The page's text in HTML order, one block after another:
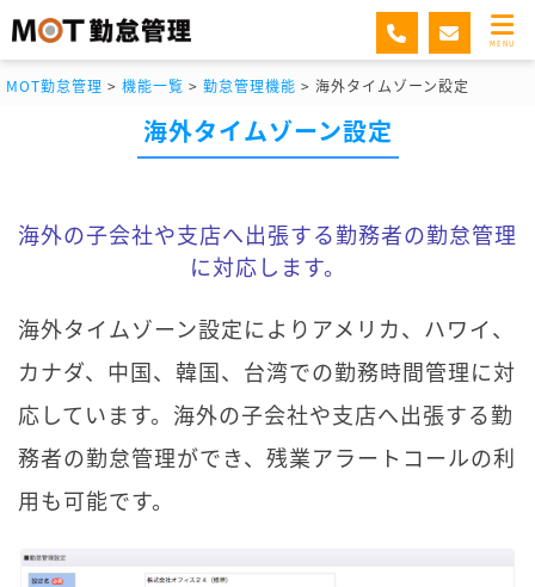
MENU
MOT勤怠管理 > 機能一覧 > 勤怠管理機能 > 海外タイムゾーン設定
海外タイムゾーン設定
海外の子会社や支店へ出張する勤務者の勤怠管理
に対応します。
海外タイムゾーン設定によりアメリカ、ハワイ、
カナダ、中国、韓国、台湾での勤務時間管理に対
応しています。海外の子会社や支店へ出張する勤
務者の勤怠管理ができ、残業アラートコールの利
用も可能です。